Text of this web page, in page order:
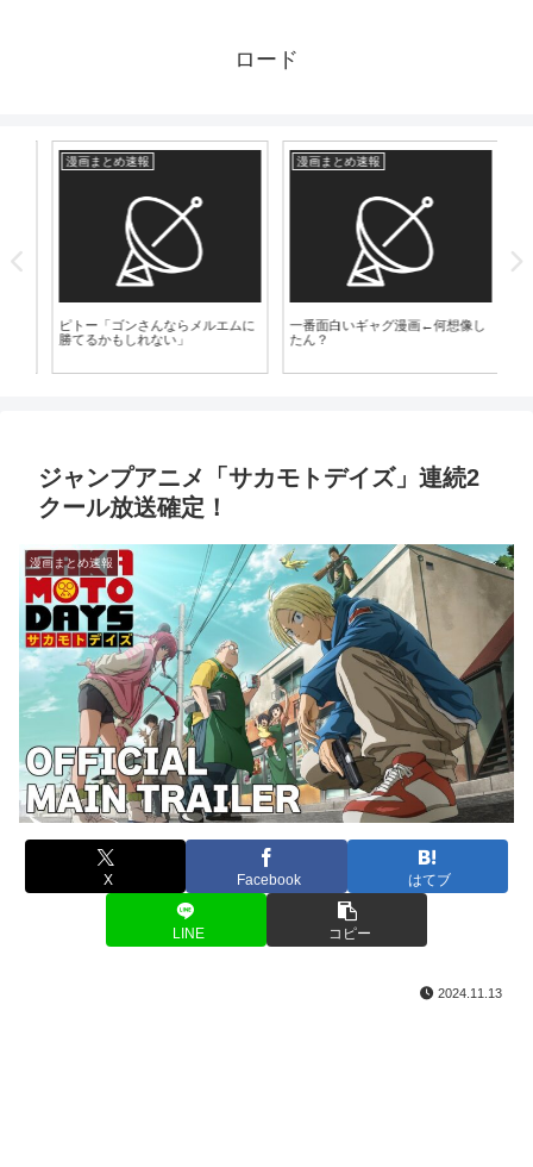
ロード
漫画まとめ速報
ピトー「ゴンさんならメルエムに
勝てるかもしれない」
漫画まとめ速報
一番面白いギャグ漫画←何想像し
たん？
ジャンプアニメ「サカモトデイズ」連続2
クール放送確定！
漫画まとめ速報
X Facebook はてブ
LINE コピー
2024.11.13